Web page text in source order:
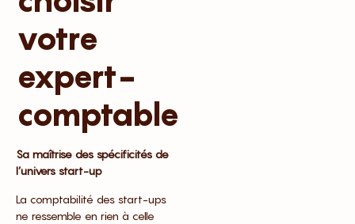
votre
expert-
comptable
Sa maîtrise des spécificités de
l’univers start-up
La comptabilité des start-ups
ne ressemble en rien à celle